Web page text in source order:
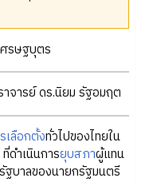
รษฐบุตร
จารย์ ดร.นิยม รัฐอมฤต
เลือกตั้งทั่วไปของไทยใน
ที่ดำเนินการยุบสภาผู้แทน
บาลของนายกรัฐมนตรี